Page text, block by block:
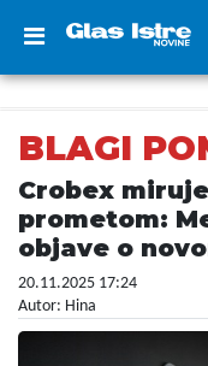
BLAGI
Crobex
prometom:
objave o
20.11.2025 17:24
Autor: Hina